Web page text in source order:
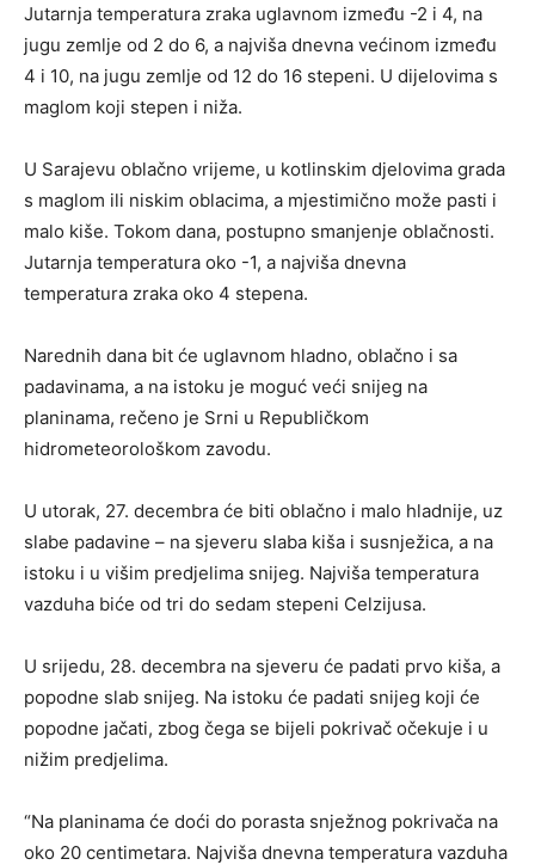
Jutarnja temperatura zraka uglavnom između -2 i 4, na
jugu zemlje od 2 do 6, a najviša dnevna većinom između
4 i 10, na jugu zemlje od 12 do 16 stepeni. U dijelovima s
maglom koji stepen i niža.
U Sarajevu oblačno vrijeme, u kotlinskim djelovima grada
s maglom ili niskim oblacima, a mjestimično može pasti i
malo kiše. Tokom dana, postupno smanjenje oblačnosti.
Jutarnja temperatura oko -1, a najviša dnevna
temperatura zraka oko 4 stepena.
Narednih dana bit će uglavnom hladno, oblačno i sa
padavinama, a na istoku je moguć veći snijeg na
planinama, rečeno je Srni u Republičkom
hidrometeorološkom zavodu.
U utorak, 27. decembra će biti oblačno i malo hladnije, uz
slabe padavine – na sjeveru slaba kiša i susnježica, a na
istoku i u višim predjelima snijeg. Najviša temperatura
vazduha biće od tri do sedam stepeni Celzijusa.
U srijedu, 28. decembra na sjeveru će padati prvo kiša, a
popodne slab snijeg. Na istoku će padati snijeg koji će
popodne jačati, zbog čega se bijeli pokrivač očekuje i u
nižim predjelima.
“Na planinama će doći do porasta snježnog pokrivača na
oko 20 centimetara. Najviša dnevna temperatura vazduha